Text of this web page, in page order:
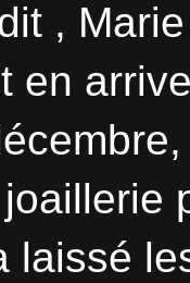
,
en
laissé